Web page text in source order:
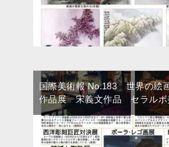
国際美術報 No.183 世界の絵
作品展 宋義文作品 セラルボ